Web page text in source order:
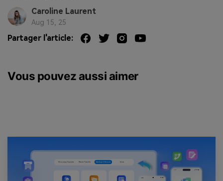
Caroline Laurent
Aug 15, 25
Partager l'article:
Vous pouvez aussi aimer